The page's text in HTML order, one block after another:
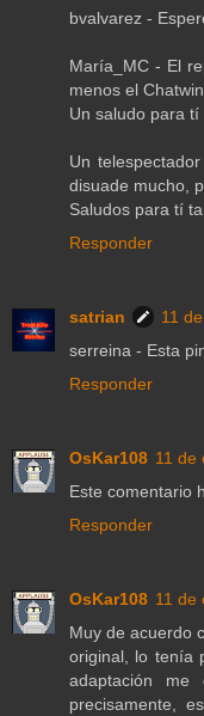
bvalvarez -
María_MC - El
menos el Chatwin.
Un saludo para tí
Un
disuade mucho,
Saludos para tí
Responder
satrian
11
serreina - Esta
Responder
OsKar108 11 de
Este comentario
Responder
OsKar108 11 de
Muy de acuerdo
original, lo tenía
adaptación
precisamente,